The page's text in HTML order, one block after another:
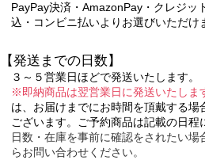
PayPay決済・AmazonPay・クレジッ
込・コンビニ払いよりお選びいただけ
【発送までの日数】
３～５営業日ほどで発送いたします。
※即納商品は翌営業日に発送いたしま
は、お届けまでにお時間を頂戴する
ございます。ご予約商品は記載の日程
日数・在庫を事前に確認をされたい
らお問い合わせください。